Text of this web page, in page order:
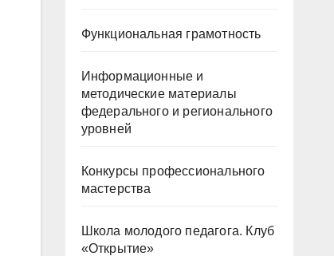
Функциональная грамотность
Информационные и
методические материалы
федерального и регионального
уровней
Конкурсы профессионального
мастерства
Школа молодого педагога. Клуб
«Открытие»